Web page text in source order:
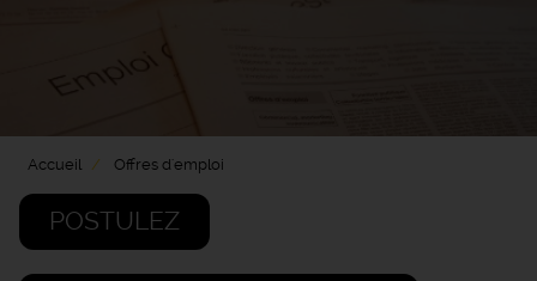
Accueil Offres d'emploi
POSTULEZ